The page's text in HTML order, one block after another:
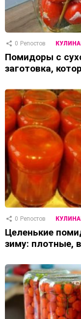
0 Репостов
Помидоры с
заготовка,
0 Репостов
Целенькие
зиму: плотные,